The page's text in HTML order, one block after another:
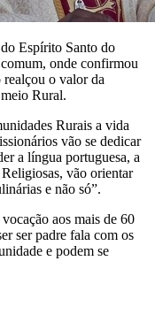
Espírito Santo do
onde confirmou
o valor da
Rural.
Rurais a vida
vão se dedicar
a língua portuguesa, a
vão orientar
e não só”.
aos mais de 60
ser padre fala com os
e podem se